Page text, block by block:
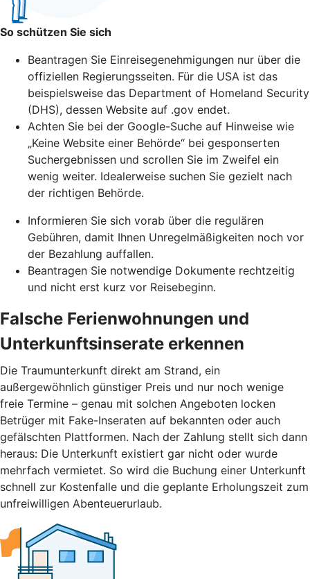
So schützen Sie sich
Beantragen Sie Einreisegenehmigungen nur über die
offiziellen Regierungsseiten. Für die USA ist das
beispielsweise das Department of Homeland Security
(DHS), dessen Website auf .gov endet.
Achten Sie bei der Google-Suche auf Hinweise wie
„Keine Website einer Behörde“ bei gesponserten
Suchergebnissen und scrollen Sie im Zweifel ein
wenig weiter. Idealerweise suchen Sie gezielt nach
der richtigen Behörde.
Informieren Sie sich vorab über die regulären
Gebühren, damit Ihnen Unregelmäßigkeiten noch vor
der Bezahlung auffallen.
Beantragen Sie notwendige Dokumente rechtzeitig
und nicht erst kurz vor Reisebeginn.
Falsche Ferienwohnungen und
Unterkunftsinserate erkennen
Die Traumunterkunft direkt am Strand, ein
außergewöhnlich günstiger Preis und nur noch wenige
freie Termine – genau mit solchen Angeboten locken
Betrüger mit Fake-Inseraten auf bekannten oder auch
gefälschten Plattformen. Nach der Zahlung stellt sich dann
heraus: Die Unterkunft existiert gar nicht oder wurde
mehrfach vermietet. So wird die Buchung einer Unterkunft
schnell zur Kostenfalle und die geplante Erholungszeit zum
unfreiwilligen Abenteuerurlaub.